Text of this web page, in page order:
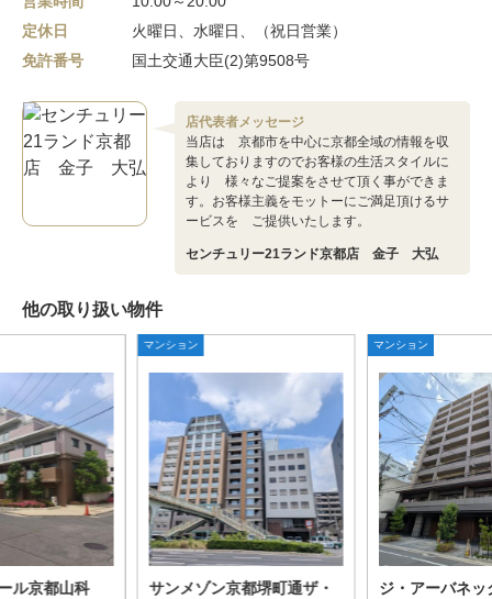
定休日
火曜日、水曜日、（祝日営業）
免許番号
国土交通大臣(2)第9508号
店代表者メッセージ
当店は 京都市を中心に京都全域の情報を収
集しておりますのでお客様の生活スタイルに
より 様々なご提案をさせて頂く事ができま
す。お客様主義をモットーにご満足頂けるサ
ービスを ご提供いたします。
センチュリー21ランド京都店 金子 大弘
他の取り扱い物件
ル京都山科
マンション
サンメゾン京都堺町通ザ・
マンション
ジ・アーバネッ